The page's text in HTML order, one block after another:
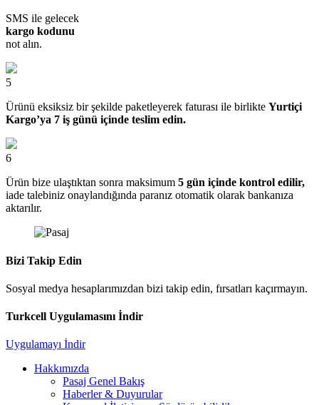
SMS ile gelecek
kargo kodunu
not alın.
5
Ürünü eksiksiz bir şekilde paketleyerek faturası ile birlikte Yurtiçi
Kargo’ya 7 iş günü içinde teslim edin.
6
Ürün bize ulaştıktan sonra maksimum 5 gün içinde kontrol edilir,
iade talebiniz onaylandığında paranız otomatik olarak bankanıza
aktarılır.
Bizi Takip Edin
Sosyal medya hesaplarımızdan bizi takip edin, fırsatları kaçırmayın.
Turkcell Uygulamasını İndir
Uygulamayı İndir
Hakkımızda
Pasaj Genel Bakış
Haberler & Duyurular